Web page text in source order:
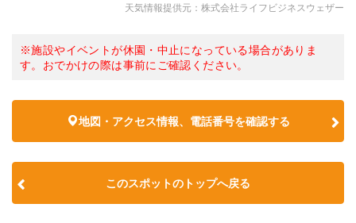
天気情報提供元：株式会社ライフビジネスウェザー
※施設やイベントが休園・中止になっている場合がありま
す。おでかけの際は事前にご確認ください。
地図・アクセス情報、電話番号を確認する
このスポットのトップへ戻る